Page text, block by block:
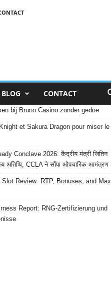
BLOG CONTACT
bij Bruno Casino zonder gedoe
et Sakura Dragon pour miser le
Conclave 2026: केंद्रीय मंत्री जितिन
अतिथि, CCLA ने सौंपा औपचारिक आमंत्रण
Slot Review: RTP, Bonuses, and Max
Report: RNG-Zertifizierung und